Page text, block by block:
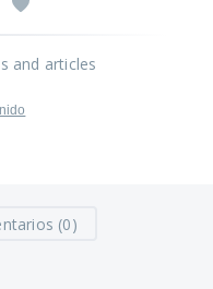
and articles
(0)